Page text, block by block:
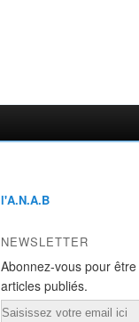
l'A.N.A.B
NEWSLETTER
Abonnez-vous pour
articles publiés.
Email